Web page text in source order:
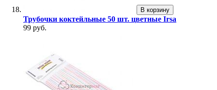
В корзину
Трубочки коктейльные 50 шт. цветные Irsa
99 руб.